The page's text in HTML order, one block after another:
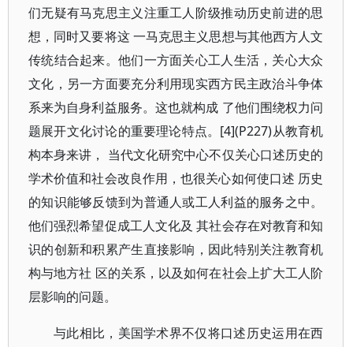
们无疑有马克思主义注重工人阶级推动历史前进的思
想，同时又要将这 一马克思主义思想与其他西方人文
传统结合起来。他们一方面关心工人生活，关心大众
文化，另一方面要充分利用现实西方民主政治斗争体
系来为自身利益服务。这也就构成 了他们围绕权力问
题展开文化讨论的重要理论特点。[4](P227)从教育机
构本身来讲， 当代文化研究中心不仅关心口述历史的
学术价值和社会改良作用，也很关心如何使口述 历史
的知识能够反馈到为普通人或工人利益的服务之中。
他们强烈希望促成工人文化及 其社会存在对教育和知
识的创新和积累产生直接影响，因此特别关注教育机
构与地方社 区的关系，以及如何在社会上扩大工人阶
层影响的问题。
与此相比，美国学术界不仅将口述历史运用在西